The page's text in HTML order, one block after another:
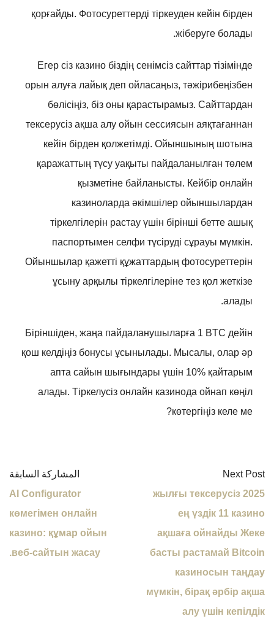
қорғайды. Фотосуреттерді тіркеуден кейін бірден
жіберуге болады.
Егер сіз казино біздің сенімсіз сайттар тізімінде
орын алуға лайық деп ойласаңыз, тәжірибеңізбен
бөлісіңіз, біз оны қарастырамыз. Сайттардан
тексерусіз ақша алу ойын сессиясын аяқтағаннан
кейін бірден қолжетімді. Ойыншының шотына
қаражаттың түсу уақыты пайдаланылған төлем
қызметіне байланысты. Кейбір онлайн
казиноларда әкімшілер ойыншылардан
тіркелгілерін растау үшін бірінші бетте ашық
паспортымен селфи түсіруді сұрауы мүмкін.
Ойыншылар қажетті құжаттардың фотосуреттерін
ұсыну арқылы тіркелгілеріне тез қол жеткізе
алады.
Біріншіден, жаңа пайдаланушыларға 1 BTC дейін
қош келдіңіз бонусы ұсынылады. Мысалы, олар әр
апта сайын шығындары үшін 10% қайтарым
алады. Тіркелусіз онлайн казинода ойнап көңіл
көтергіңіз келе ме?
المشاركة السابقة
AI Configurator
көмегімен онлайн
казино: құмар ойын
веб-сайтын жасау.
Next Post
2025 жылғы тексерусіз
ең үздік 11 казино
ақшаға ойнайды Жеке
басты растамай Bitcoin
казиносын таңдау
мүмкін, бірақ әрбір ақша
алу үшін кепілдік